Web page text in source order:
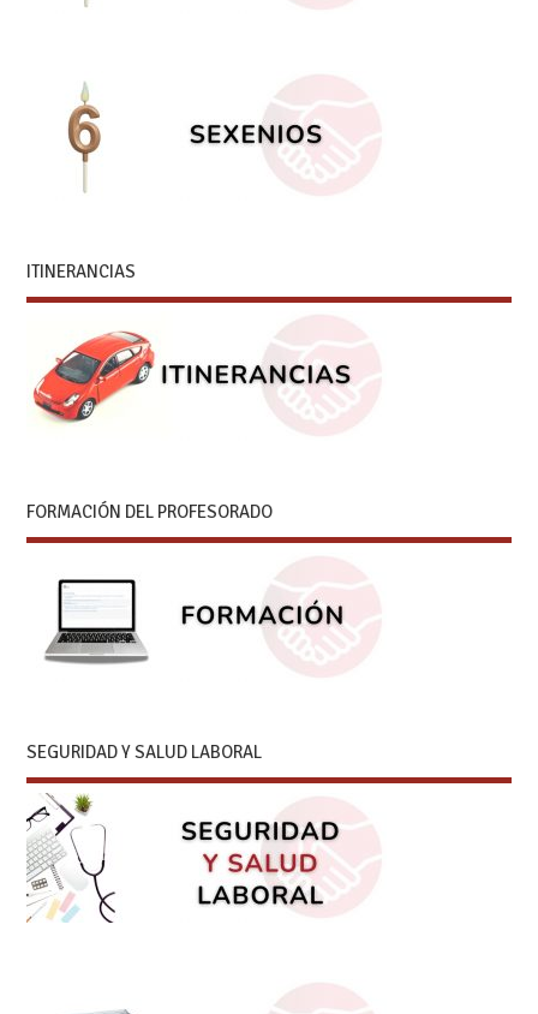
ITINERANCIAS
FORMACIÓN DEL PROFESORADO
SEGURIDAD Y SALUD LABORAL